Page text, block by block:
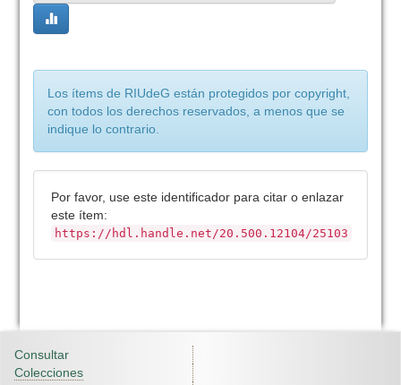
Los ítems de RIUdeG están protegidos por copyright,
con todos los derechos reservados, a menos que se
indique lo contrario.
Por favor, use este identificador para citar o enlazar
este ítem:
https://hdl.handle.net/20.500.12104/25103
Consultar
Colecciones